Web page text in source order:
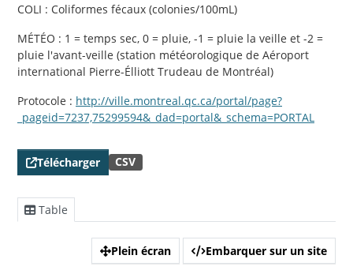
COLI : Coliformes fécaux (colonies/100mL)
MÉTÉO : 1 = temps sec, 0 = pluie, -1 = pluie la veille et -2 =
pluie l'avant-veille (station météorologique de Aéroport
international Pierre-Élliott Trudeau de Montréal)
Protocole : http://ville.montreal.qc.ca/portal/page?
_pageid=7237,75299594&_dad=portal&_schema=PORTAL
Télécharger CSV
Table
Plein écran Embarquer sur un site